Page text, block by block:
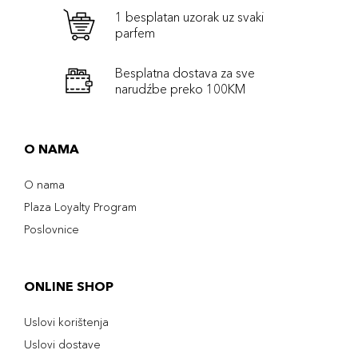
1 besplatan uzorak uz svaki
parfem
Besplatna dostava za sve
narudźbe preko 100KM
O NAMA
O nama
Plaza Loyalty Program
Poslovnice
ONLINE SHOP
Uslovi korištenja
Uslovi dostave